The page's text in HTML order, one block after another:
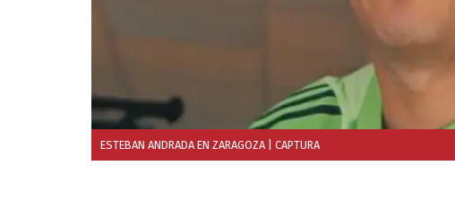
ESTEBAN ANDRADA EN ZARAGOZA | CAPTURA